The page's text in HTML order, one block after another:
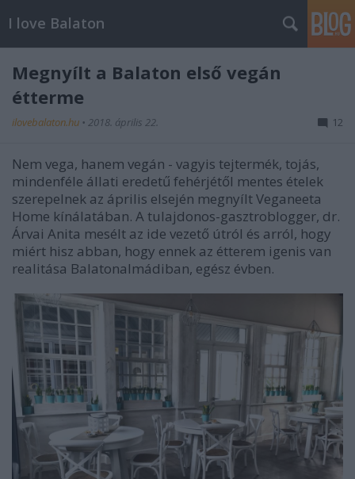
I love Balaton
Megnyílt a Balaton első vegán
étterme
ilovebalaton.hu • 2018. április 22. 12
Nem vega, hanem vegán - vagyis tejtermék, tojás,
mindenféle állati eredetű fehérjétől mentes ételek
szerepelnek az április elsején megnyílt Veganeeta
Home kínálatában. A tulajdonos-gasztroblogger, dr.
Árvai Anita mesélt az ide vezető útról és arról, hogy
miért hisz abban, hogy ennek az étterem igenis van
realitása Balatonalmádiban, egész évben.